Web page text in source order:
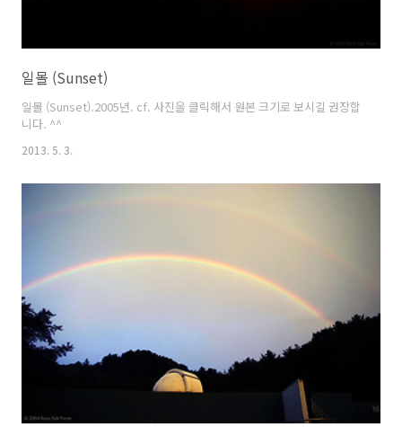
일몰 (Sunset)
일몰 (Sunset).2005년. cf. 사진을 클릭해서 원본 크기로 보시길 권장합
니다. ^^
2013. 5. 3.